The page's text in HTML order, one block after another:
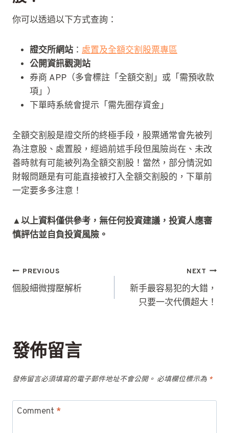
你可以透過以下方式查詢：
證交所網站 ： 處置及全額交割股票專區
公開資訊觀測站
券商 APP（多會標註「全額交割」或「需預收款
項」）
下單時系統會提示「需先圈存資金」
全額交割股是證交所的終極手段，股票通常會先被列
為注意股、處置股，經過前述手段但風險尚在、未改
善時就有可能被列為全額交割股！當然，部分情況如
財報問題是有可能直接被打入全額交割股的，下單前
一定要多多注意！
▲以上資料僅供參考，無任何投資建議，投資人應審
慎評估並自負投資風險。
文
章
PREVIOUS
個股細微撐壓解析
NEXT
新手最容易犯的大錯，
只要一次代價超大！
發佈留言
發佈留言必須填寫的電子郵件地址不會公開。 必填欄位標示為 *
Comment *